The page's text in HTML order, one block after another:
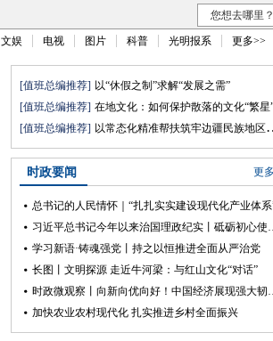
您想去哪里？
文娱 电视 图片 科普 光明报系 更多>>